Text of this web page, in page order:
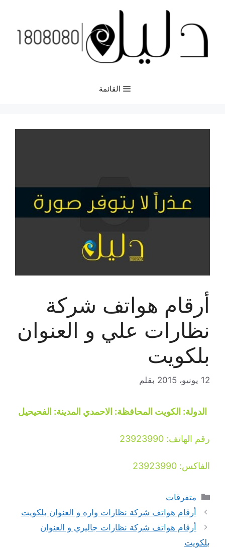
المحتوى
القائمة
أرقام هواتف شركة
نظارات علي و العنوان
بلكويت
12 يونيو، 2015 بقلم
الدولة: الكويت المحافظة: الاحمدي المدينة: الفحيحيل
رقم الهاتف: 23923990
الفاكس: 23923990
التصنيفات
متفرقات
أرقام هواتف شركة نظارات واره و العنوان بلكويت
أرقام هواتف شركة نظارات جاليري و العنوان
بلكويت